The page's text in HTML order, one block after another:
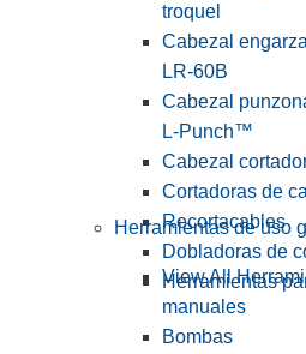
troquel
Cabezal
LR-60B
Cabezal
L-Punch™
Cabezal
Cortadoras de
Recortacables
Dobladoras de
Herramientas
Herramientas de uso
View All
manuales
Bombas